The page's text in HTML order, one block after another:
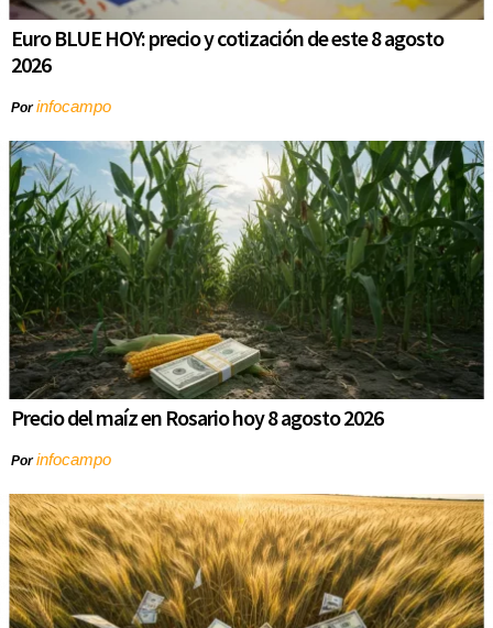
Euro BLUE HOY: precio y cotización de este 8 agosto
2026
Porinfocampo
Precio del maíz en Rosario hoy 8 agosto 2026
Porinfocampo